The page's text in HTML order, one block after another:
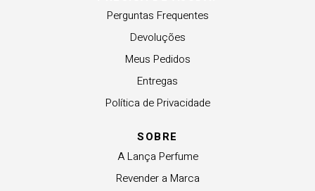
Perguntas Frequentes
Devoluções
Meus Pedidos
Entregas
Política de Privacidade
SOBRE
A Lança Perfume
Revender a Marca